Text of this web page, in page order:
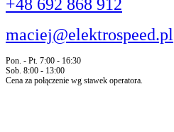
+48 692 868 912
maciej@elektrospeed.pl
Pon. - Pt. 7:00 - 16:30
Sob. 8:00 - 13:00
Cena za połączenie wg stawek operatora.